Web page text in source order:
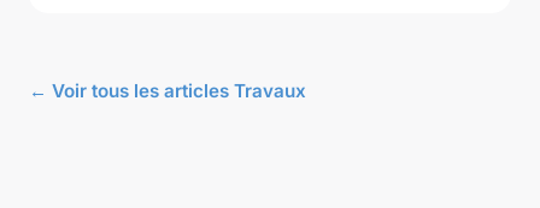
← Voir tous les articles Travaux